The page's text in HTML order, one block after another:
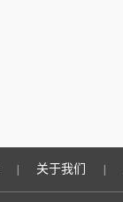
关于我们